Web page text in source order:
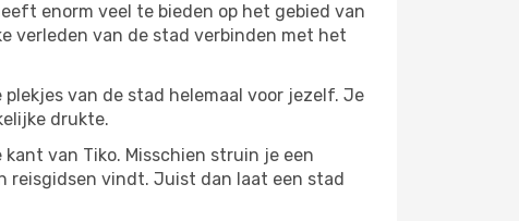
enorm veel te bieden op het gebied van
verleden van de stad verbinden met het
van de stad helemaal voor jezelf. Je
drukte.
van Tiko. Misschien struin je een
reisgidsen vindt. Juist dan laat een stad